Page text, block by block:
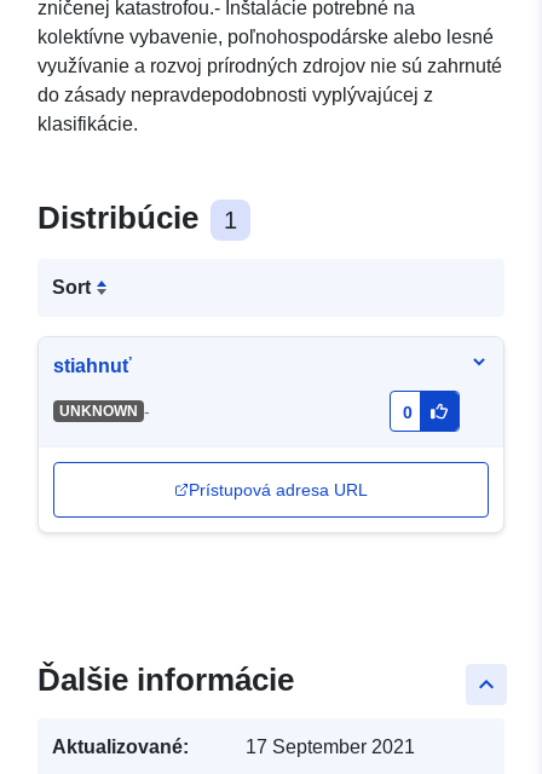
zničenej katastrofou.- Inštalácie potrebné na
kolektívne vybavenie, poľnohospodárske alebo lesné
využívanie a rozvoj prírodných zdrojov nie sú zahrnuté
do zásady nepravdepodobnosti vyplývajúcej z
klasifikácie.
Distribúcie 1
Sort
stiahnuť
UNKNOWN - 0
Prístupová adresa URL
keyboard_arrow_up
Ďalšie informácie
Aktualizované: 17 September 2021